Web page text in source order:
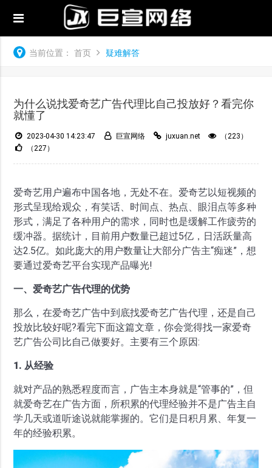
当前位置： 首页 疑难解答
为什么说找爱奇艺广告代理比自己投放好？看完你
就懂了
2023-04-30 14:23:47 巨宣网络 juxuan.net
（223）
（227）
爱奇艺用户遍布中国各地，无处不在。爱奇艺以短视频的
形式呈现给观众，有笑话、时间点、热点、眼泪点等多种
形式，满足了各种用户的需求，同时也是缓解工作疲劳的
缓冲器。据统计，目前用户数量已超过5亿，日活跃量高
达2.5亿。如此庞大的用户数量让大部分广告主“痴迷”，想
要通过爱奇艺平台实现产品曝光!
一、爱奇艺广告代理的优势
那么，在爱奇艺广告中到底找爱奇艺广告代理，还是自己
投放比较好呢?看完下面这篇文章，你会觉得找一家爱奇
艺广告公司比自己做要好。主要有三个原因:
1. 从经验
就对产品的熟悉程度而言，广告主本身就是“管事的”，但
就爱奇艺在广告方面，所积累的代理经验并不是广告主自
学几天或道听途说就能掌握的。它们是日积月累、年复一
年的经验积累。